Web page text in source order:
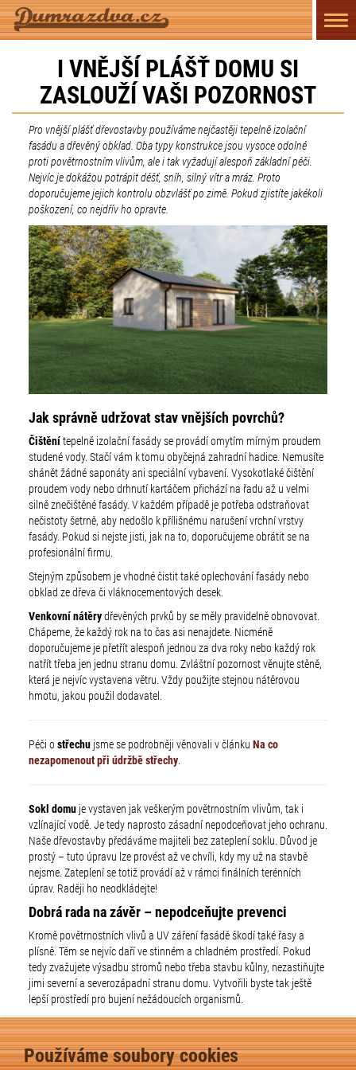
Používáme soubory cookies
I VNĚJŠÍ PLÁŠŤ DOMU SI
ZASLOUŽÍ VAŠI POZORNOST
Pro vnější plášť dřevostavby používáme nejčastěji tepelně izolační
fasádu a dřevěný obklad. Oba typy konstrukce jsou vysoce odolné
proti povětrnostním vlivům, ale i tak vyžadují alespoň základní péči.
Nejvíc je dokážou potrápit déšť, sníh, silný vítr a mráz. Proto
doporučujeme jejich kontrolu obzvlášť po zimě. Pokud zjistíte jakékoli
poškození, co nejdřív ho opravte.
Jak správně udržovat stav vnějších povrchů?
Čištěnítepelně izolační fasády se provádí omytím mírným proudem
studené vody. Stačí vám k tomu obyčejná zahradní hadice. Nemusíte
shánět žádné saponáty ani speciální vybavení. Vysokotlaké čištění
proudem vody nebo drhnutí kartáčem přichází na řadu až u velmi
silně znečištěné fasády. V každém případě je potřeba odstraňovat
nečistoty šetrně, aby nedošlo k přílišnému narušení vrchní vrstvy
fasády. Pokud si nejste jisti, jak na to, doporučujeme obrátit se na
profesionální firmu.
Stejným způsobem je vhodné čistit také oplechování fasády nebo
obklad ze dřeva či vláknocementových desek.
Venkovní nátěrydřevěných prvků by se měly pravidelně obnovovat.
Chápeme, že každý rok na to čas asi nenajdete. Nicméně
doporučujeme je přetřít alespoň jednou za dva roky nebo každý rok
natřít třeba jen jednu stranu domu. Zvláštní pozornost věnujte stěně,
která je nejvíc vystavena větru. Vždy použijte stejnou nátěrovou
hmotu, jakou použil dodavatel.
Péči ostřechujsme se podrobněji věnovali v článku Na co
nezapomenout při údržbě střechy.
Sokl domu je vystaven jak veškerým povětrnostním vlivům, tak i
vzlínající vodě. Je tedy naprosto zásadní nepodceňovat jeho ochranu.
Naše dřevostavby předáváme majiteli bez zateplení soklu. Důvod je
prostý – tuto úpravu lze provést až ve chvíli, kdy my už na stavbě
nejsme. Zateplení se totiž provádí až v rámci finálních terénních
úprav. Raději ho neodkládejte!
Dobrá rada na závěr – nepodceňujte prevenci
Kromě povětrnostních vlivů a UV záření fasádě škodí také řasy a
plísně. Těm se nejvíc daří ve stinném a chladném prostředí. Pokud
tedy zvažujete výsadbu stromů nebo třeba stavbu kůlny, nezastiňujte
jimi severní a severozápadní stranu domu. Vytvořili byste tak ještě
lepší prostředí pro bujení nežádoucích organismů.
MOHLO BY VÁS TAKÉ
ZAJÍMAT: